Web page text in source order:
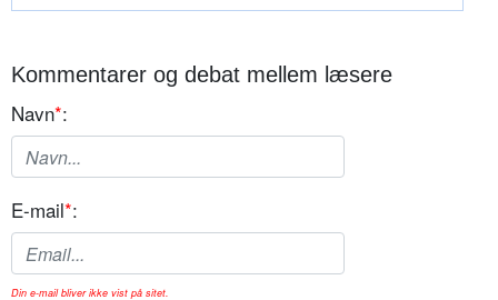
Kommentarer og debat mellem læsere
Navn*:
E-mail*:
Din e-mail bliver ikke vist på sitet.